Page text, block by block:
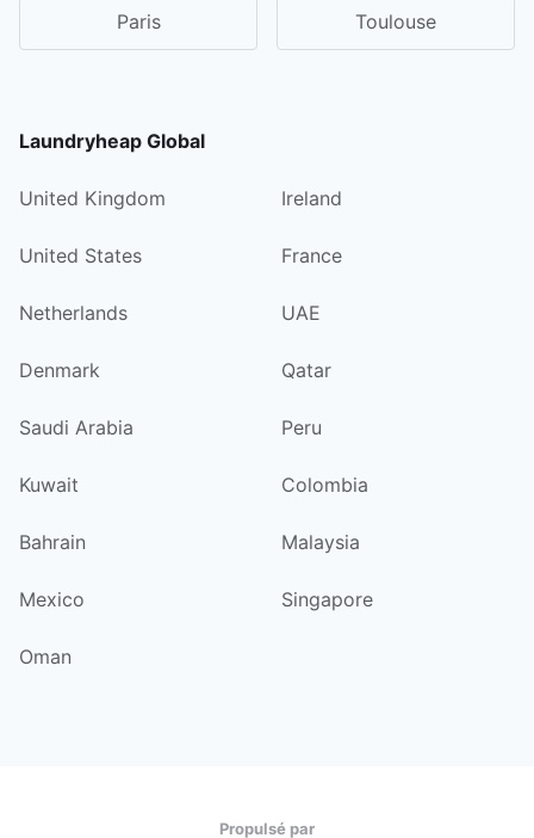
Paris Toulouse
Laundryheap Global
United Kingdom Ireland
United States France
Netherlands UAE
Denmark Qatar
Saudi Arabia Peru
Kuwait Colombia
Bahrain Malaysia
Mexico Singapore
Oman
Propulsé par